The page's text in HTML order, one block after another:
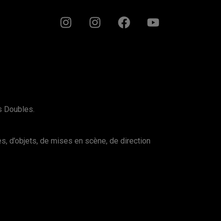
Doubles.
d’objets, de mises en scène, de direction